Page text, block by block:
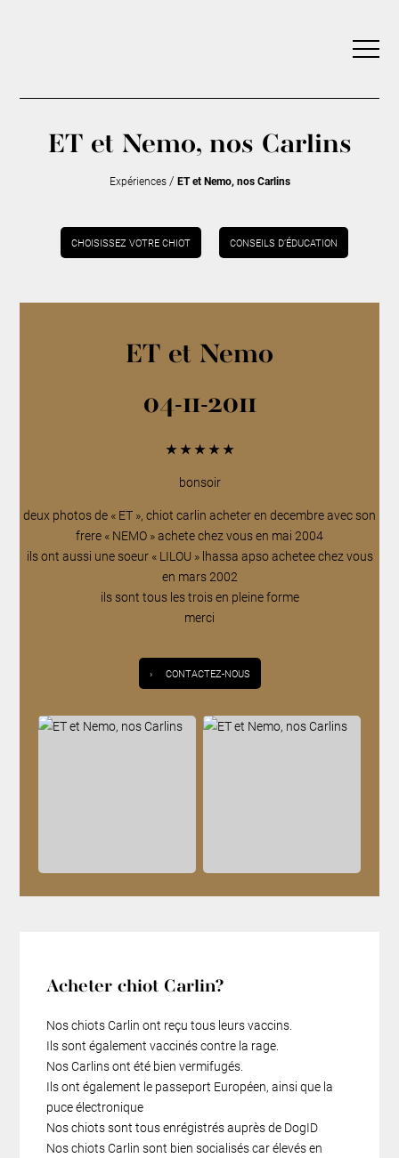
ET et Nemo, nos Carlins
Expériences/ ET et Nemo, nos Carlins
CHOISISSEZ VOTRE CHIOT CONSEILS D’ÉDUCATION
ET et Nemo
04-11-2011
★★★★★
bonsoir
deux photos de « ET », chiot carlin acheter en decembre avec son
frere « NEMO » achete chez vous en mai 2004
ils ont aussi une soeur « LILOU » lhassa apso achetee chez vous
en mars 2002
ils sont tous les trois en pleine forme
merci
› CONTACTEZ-NOUS
Acheter chiot Carlin?
Nos chiots Carlin ont reçu tous leurs vaccins.
Ils sont également vaccinés contre la rage.
Nos Carlins ont été bien vermifugés.
Ils ont également le passeport Européen, ainsi que la
puce électronique
Nos chiots sont tous enrégistrés auprès de DogID
Nos chiots Carlin sont bien socialisés car élevés en